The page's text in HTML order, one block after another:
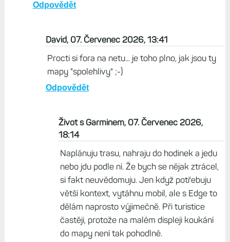
Odpovědět
David, 07. Červenec 2026, 13:41
Procti si fora na netu... je toho plno, jak jsou ty
mapy "spolehlivy" ;-)
Odpovědět
Život s Garminem, 07. Červenec 2026,
18:14
Naplánuju trasu, nahraju do hodinek a jedu
nebo jdu podle ní. Že bych se nějak ztrácel,
si fakt neuvědomuju. Jen když potřebuju
větší kontext, vytáhnu mobil, ale s Edge to
dělám naprosto výjimečně. Při turistice
častěji, protože na malém displeji koukání
do mapy není tak pohodlné.